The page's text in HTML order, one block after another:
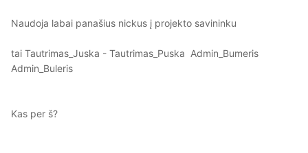
Naudoja labai panašius nickus į projekto savininku
tai Tautrimas_Juska - Tautrimas_Puska Admin_Bumeris
Admin_Buleris
Kas per š?